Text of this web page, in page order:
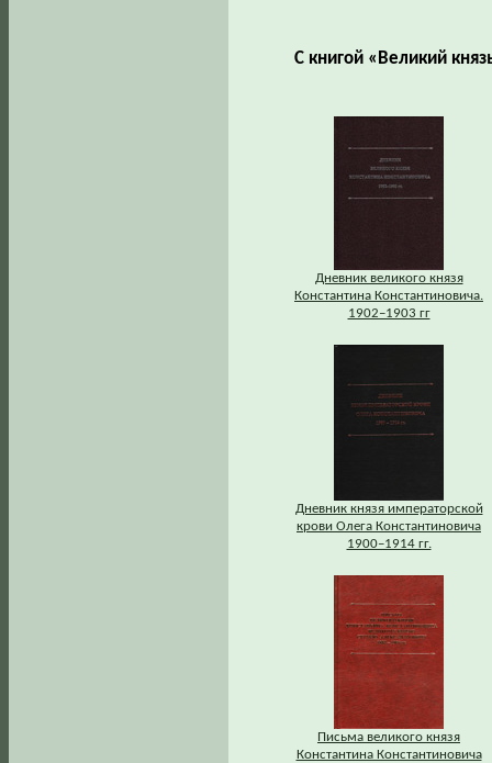
С книгой «Великий
Дневник великого князя
Константина Константиновича.
1902–1903 гг
Дневник князя императорской
крови Олега Константиновича
1900–1914 гг.
Письма великого князя
Константина Константиновича